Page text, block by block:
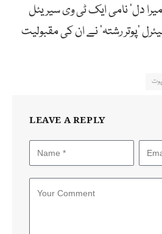
دل’ نامی ایک ٹی وی سیریئل
‘پوتر رشتہ’ نے ان کی مقبولیت
LEAVE A REPLY